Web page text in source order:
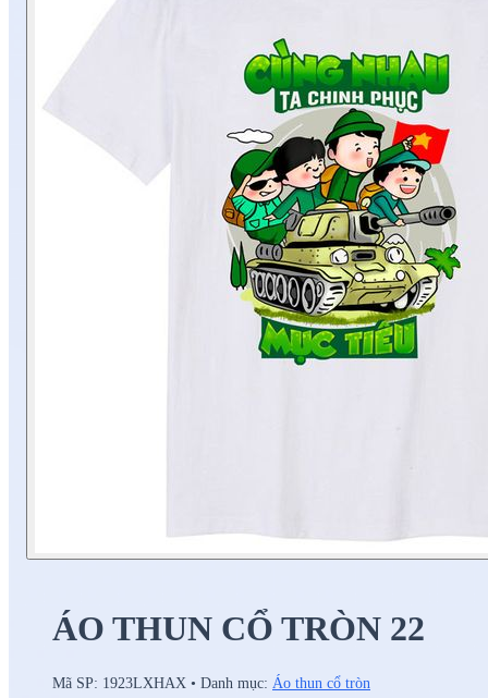
ÁO THUN CỔ TRÒN 22
Mã SP: 1923LXHAX • Danh mục: Áo thun cổ tròn